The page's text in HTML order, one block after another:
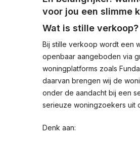
voor jou een slimme
Wat is stille verkoop?
Bij stille verkoop wordt een
openbaar aangeboden via
woningplatforms zoals
daarvan brengen wij de
onder de aandacht bij een
serieuze woningzoekers uit
Denk aan: